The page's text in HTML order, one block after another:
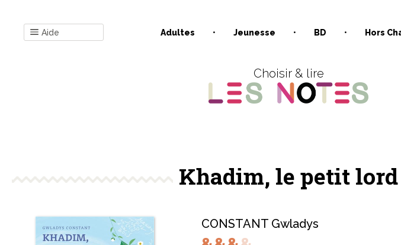
Aide Adultes Jeunesse BD Hors
Choisir & lire
Khadim, le petit lord
CONSTANT Gwladys